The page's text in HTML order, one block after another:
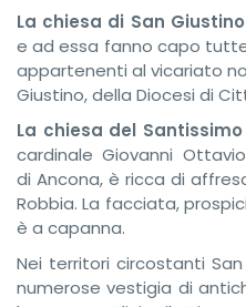
La chiesa di San Giustino
e ad essa fanno capo
appartenenti al vicariato
Giustino, della Diocesi di
La chiesa del
cardinale Giovanni
di Ancona, è ricca di
Robbia. La facciata,
è a capanna.
Nei territori circostanti
numerose vestigia di